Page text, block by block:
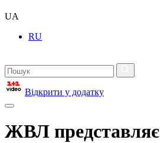
UA
RU
Відкрити у додатку
ЖВЛ представляє